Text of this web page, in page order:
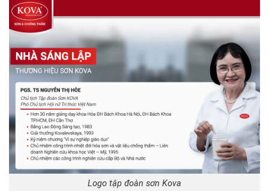
Logo tập đoàn sơn Kova